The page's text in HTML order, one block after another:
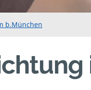
b.München